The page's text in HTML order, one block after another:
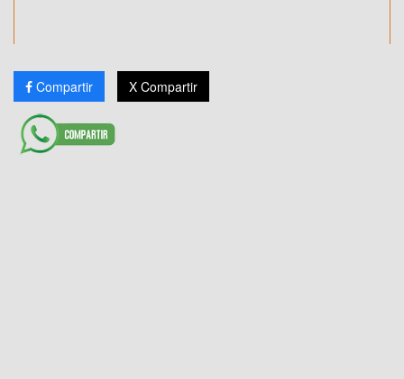
Compartir X Compartir